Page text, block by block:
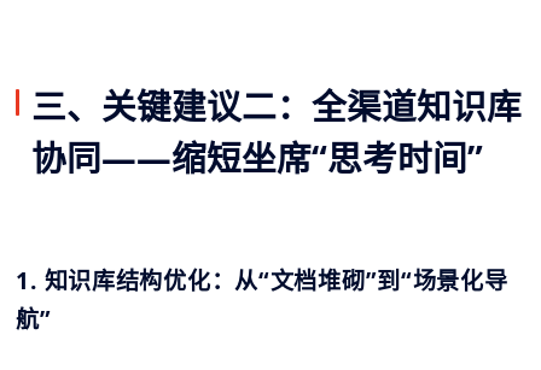
三、关键建议二：全渠道知识库
协同——缩短坐席“思考时间”
1. 知识库结构优化：从“文档堆砌”到“场景化导
航”